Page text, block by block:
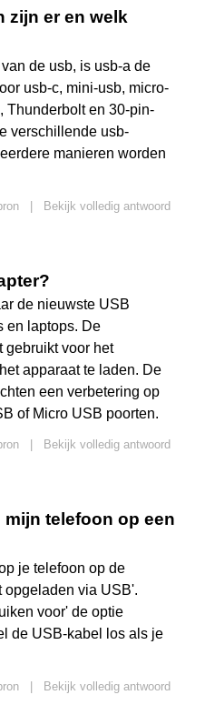
zijn er en welk
de usb, is usb-a de
usb-c, mini-usb, micro-
Thunderbolt en 30-pin-
verschillende usb-
manieren worden
Bekijk volledig antwoord
de nieuwste USB
en laptops. De
gebruikt voor het
apparaat te laden. De
een verbetering op
of Micro USB poorten.
Bekijk volledig antwoord
telefoon op een
je telefoon op de
opgeladen via USB'.
voor' de optie
de USB-kabel los als je
Bekijk volledig antwoord